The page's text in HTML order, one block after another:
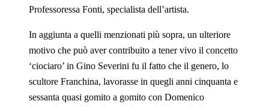
Professoressa Fonti, specialista dell’artista.
In aggiunta a quelli menzionati più sopra, un ulteriore
motivo che può aver contribuito a tener vivo il concetto
‘ciociaro’ in Gino Severini fu il fatto che il genero, lo
scultore Franchina, lavorasse in quegli anni cinquanta e
sessanta quasi gomito a gomito con Domenico